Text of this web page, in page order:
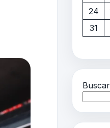
24
31
Buscar